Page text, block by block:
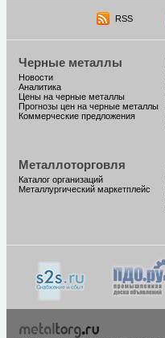
RSS
Черные металлы
Новости
Аналитика
Цены на черные металлы
Прогнозы цен на черные металлы
Коммерческие предложения
Металлоторговля
Каталог организаций
Металлургический маркетплейс